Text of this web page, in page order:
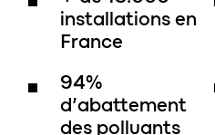
installations en
France
94%
d’abattement
des polluants